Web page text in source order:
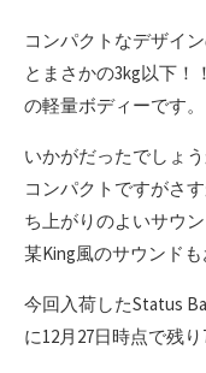
コンパクトなデザイ
とまさかの3kg以下！
の軽量ボディーです。
いかがだったでしょう
コンパクトですがさ
ち上がりのよいサウ
某King風のサウンドも
今回入荷したStatus
に12月27日時点で残